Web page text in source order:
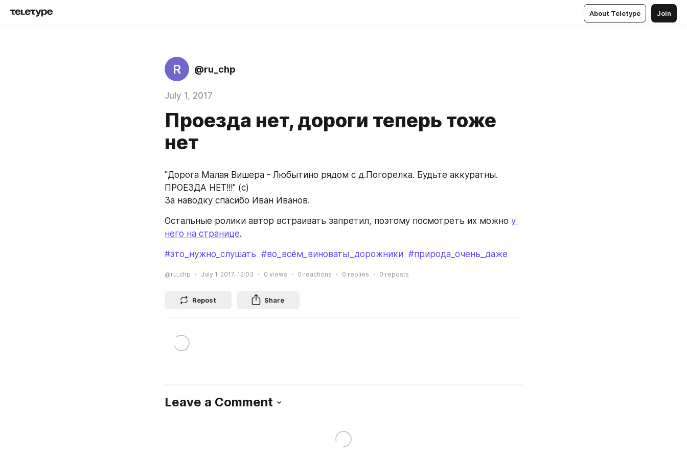
About Teletype Join
R @ru_chp
July 1, 2017
Проезда нет, дороги теперь тоже
нет
"Дорога Малая Вишера - Любытино рядом с д.Погорелка. Будьте аккуратны.
ПРОЕЗДА НЕТ!!!" (с)
За наводку спасибо Иван Иванов.
Остальные ролики автор встраивать запретил, поэтому посмотреть их можно у
него на странице.
#это_нужно_слушать #во_всём_виноваты_дорожники #природа_очень_даже
@ru_chp July 1, 2017, 12:03 0 views 0 reactions 0 replies 0 reposts
Repost Share
Leave a Comment